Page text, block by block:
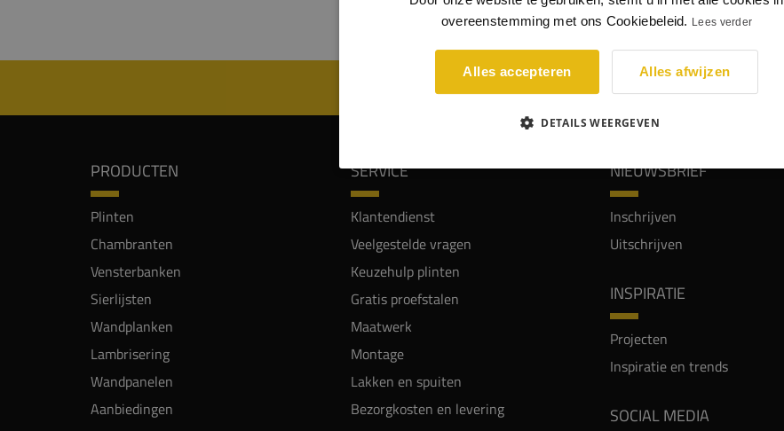
Koppelstuk glanzend bij rvs plinten 2103 en 5801.
WIJ WORDEN BEOORDEELD MET EEN 8.8
PRODUCTEN
Plinten
Chambranten
Vensterbanken
Sierlijsten
Wandplanken
Lambrisering
Wandpanelen
Aanbiedingen
SERVICE
Klantendienst
Veelgestelde vragen
Keuzehulp plinten
Gratis proefstalen
Maatwerk
Montage
Lakken en spuiten
Bezorgkosten en levering
NIEUWSBRIEF
Inschrijven
Uitschrijven
INSPIRATIE
Projecten
Inspiratie en trends
SOCIAL MEDIA
overeenstemming met ons Cookiebeleid. Lees verder
Alles accepteren Alles afwijzen
DETAILS WEERGEVEN